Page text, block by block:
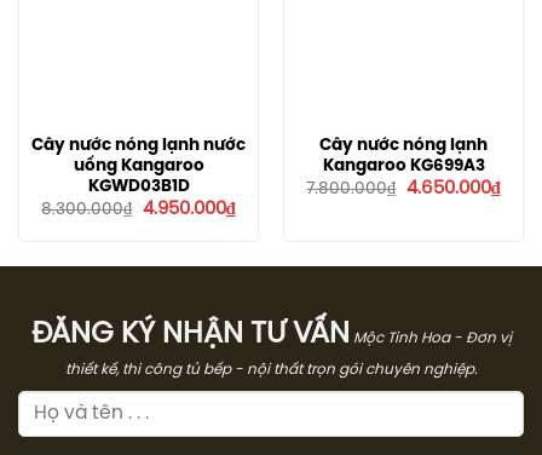
Cây nước nóng lạnh nước
uống Kangaroo
KGWD03B1D
8.300.000₫
Giá
4.950.000₫Giá
hiện
4.950.000₫.
Cây nước nóng lạnh
Kangaroo KG699A3
7.800.000₫
Giá
4.650.000₫Giá
hiện
ĐĂNG KÝ NHẬN TƯ VẤN
Mộc Tinh Hoa - Đơn vị
thiết kế, thi công tủ bếp - nội thất trọn gói chuyên nghiệp.